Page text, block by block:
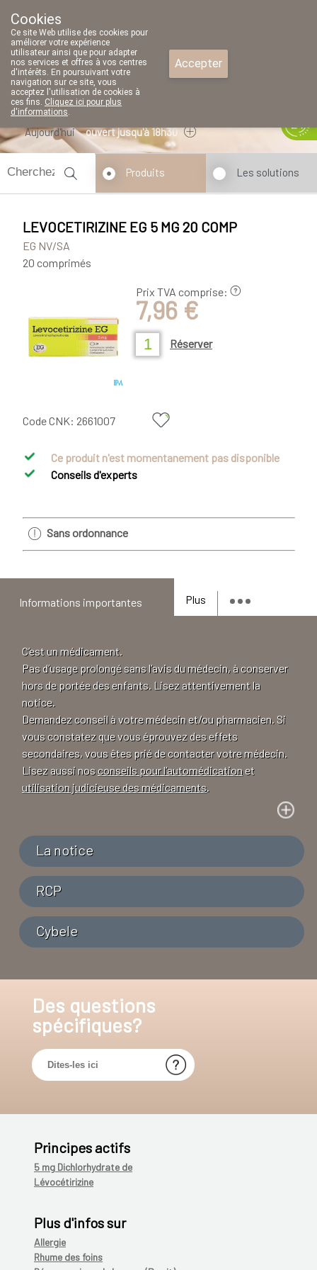
Aujourd'hui ouvert jusqu'à 18h30
Produits Les solutions
LEVOCETIRIZINE EG 5 MG 20 COMP
EG NV/SA
20 comprimés
Prix TVA comprise:
7,96 €
Réserver
Code CNK: 2661007
Ce produit n'est momentanement pas disponible
Conseils d'experts
Sans ordonnance
Plus
Informations importantes
C’est un médicament.
Pas d’usage prolongé sans l’avis du médecin, à conserver
hors de portée des enfants. Lisez attentivement la
notice.
Demandez conseil à votre médecin et/ou pharmacien. Si
vous constatez que vous éprouvez des effets
secondaires, vous êtes prié de contacter votre médecin.
Lisez aussi nos conseils pour l’automédication et
utilisation judicieuse des médicaments.
La notice
RCP
Cybele
Des questions
spécifiques?
Principes actifs
5 mg Dichlorhydrate de
Lévocétirizine
Plus d'infos sur
Allergie
Rhume des foins
Cookies
Ce site Web utilise des cookies pour
améliorer votre expérience
utilisateur ainsi que pour adapter
nos services et offres à vos centres
d'intérêts. En poursuivant votre
navigation sur ce site, vous
acceptez l'utilisation de cookies à
ces fins. Cliquez ici pour plus
d'informations.
Accepter